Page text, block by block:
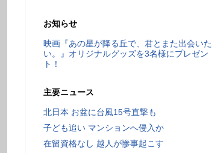
お知らせ
映画『あの星が降る丘で、君とまた出会いた
い。』オリジナルグッズを3名様にプレゼン
ト！
主要ニュース
北日本 お盆に台風15号直撃も
子ども追い マンションへ侵入か
在留資格なし 越人が惨事起こす